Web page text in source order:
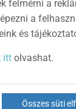
felmérni a
a
és
itt olvashat.
Összes süti